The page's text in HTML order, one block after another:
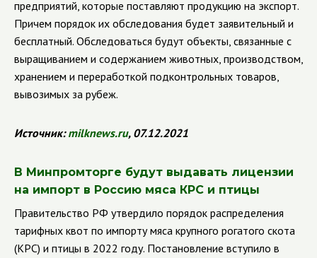
предприятий, которые поставляют продукцию на экспорт.
Причем порядок их обследования будет заявительный и
бесплатный. Обследоваться будут объекты, связанные с
выращиванием и содержанием животных, производством,
хранением и переработкой подконтрольных товаров,
вывозимых за рубеж.
Источник:milknews.ru, 07.12.2021
В Минпромторге будут выдавать лицензии
на импорт в Россию мяса КРС и птицы
Правительство РФ утвердило порядок распределения
тарифных квот по импорту мяса крупного рогатого скота
(КРС) и птицы в 2022 году. Постановление вступило в